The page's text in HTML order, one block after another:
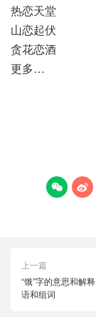
热恋天堂
山恋起伏
贪花恋酒
更多…
 
上一篇
“饿”字的意思和解
语和组词